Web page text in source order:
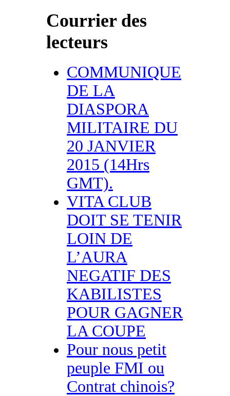
Courrier des
lecteurs
COMMUNIQUE
DE LA
DIASPORA
MILITAIRE DU
20 JANVIER
2015 (14Hrs
GMT).
VITA CLUB
DOIT SE TENIR
LOIN DE
L’AURA
NEGATIF DES
KABILISTES
POUR GAGNER
LA COUPE
Pour nous petit
peuple FMI ou
Contrat chinois?